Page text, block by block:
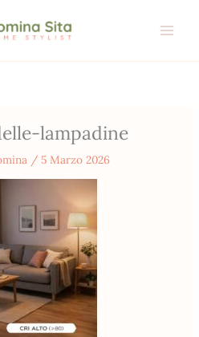
lampadine
/5 Marzo 2026